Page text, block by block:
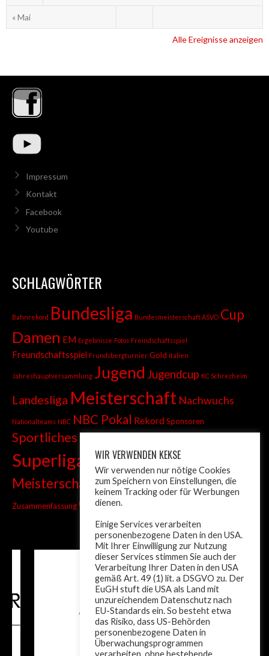
« Mai
Alle Ereignisse anzeigen
Impressum
Kontakt
Facebook
Youtube
SCHLAGWÖRTER
Bahnrekord Bundesliga Bundesmeisterschaft ASVÖ Cup
Damen EM Ergebnisse Fotos Freindschaftsspiel
Freundschaftsspiel Frundsbergturnier Gold italien
Jahreshauptversammlung Jugend Jugendcup KC Schrezheim
Landesliga Meisterschaft Nachwuchs
Nationalteams NBC NBC Pokal RekordSponsoren
SportlichesSprint
Superliga TandemTiroler Liga
Meisterschaft Trainer Turnier Weltcup wm
Zusammenfassung ÖM Österreich
WIR VERWENDEN KEKSE
Wir verwenden nur nötige Cookies
zum Speichern von Einstellungen, die
keinem Tracking oder für Werbungen
dienen.
Einige Services verarbeiten
personenbezogene Daten in den USA.
Mit Ihrer Einwilligung zur Nutzung
dieser Services stimmen Sie auch der
Verarbeitung Ihrer Daten in den USA
gemäß Art. 49 (1) lit. a DSGVO zu. Der
EuGH stuft die USA als Land mit
unzureichendem Datenschutz nach
EU-Standards ein. So besteht etwa
das Risiko, dass US-Behörden
personenbezogene Daten in
Überwachungsprogrammen
verarbeiten, ohne bestehende